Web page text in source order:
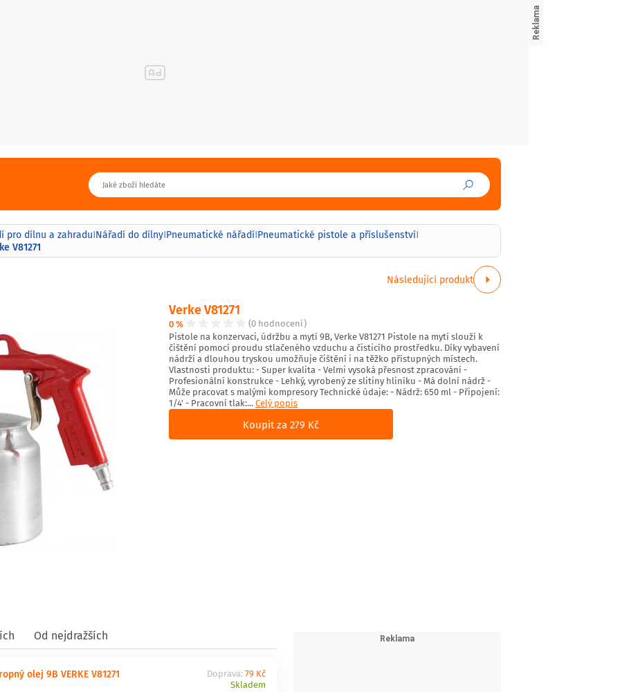
pro dílnu a zahradu|Nářadí do dílny|Pneumatické nářadí|Pneumatické pistole a příslušenství|
V81271
Následující produkt
Verke V81271
0 %
(0 hodnocení)
Pistole na konzervaci, údržbu a mytí 9B, Verke V81271 Pistole na mytí slouží k
čištění pomocí proudu stlačeného vzduchu a čisticího prostředku. Díky vybavení
nádrží a dlouhou tryskou umožňuje čištění i na těžko přístupných místech.
Vlastnosti produktu: - Super kvalita - Velmi vysoká přesnost zpracování -
Profesionální konstrukce - Lehký, vyrobený ze slitiny hliníku - Má dolní nádrž -
Může pracovat s malými kompresory Technické údaje: - Nádrž: 650 ml - Připojení:
1/4' - Pracovní tlak:...Celý popis
Koupit za 279 Kč
Od nejdražších
olej 9B VERKE V81271 Doprava: 79 Kč
Skladem